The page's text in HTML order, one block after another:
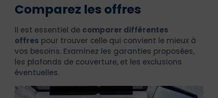
Comparez les offres
Il est essentiel de comparer différentes
offres pour trouver celle qui convient le mieux à
vos besoins. Examinez les garanties proposées,
les plafonds de couverture, et les exclusions
éventuelles.